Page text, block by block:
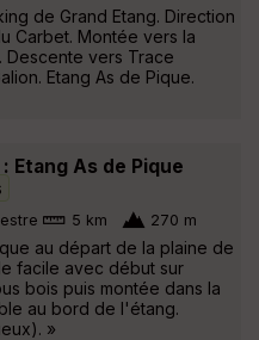
de Grand Etang. Direction
Carbet. Montée vers la
Descente vers Trace
Etang As de Pique.
Etang As de Pique
5 km 270 m
au départ de la plaine de
facile avec début sur
bois puis montée dans la
au bord de l'étang.
»